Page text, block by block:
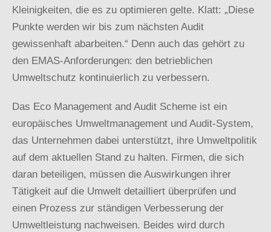
Kleinigkeiten, die es zu optimieren gelte. Klatt: „Diese
Punkte werden wir bis zum nächsten Audit
gewissenhaft abarbeiten.“ Denn auch das gehört zu
den EMAS-Anforderungen: den betrieblichen
Umweltschutz kontinuierlich zu verbessern.
Das Eco Management and Audit Scheme ist ein
europäisches Umweltmanagement und Audit-System,
das Unternehmen dabei unterstützt, ihre Umweltpolitik
auf dem aktuellen Stand zu halten. Firmen, die sich
daran beteiligen, müssen die Auswirkungen ihrer
Tätigkeit auf die Umwelt detailliert überprüfen und
einen Prozess zur ständigen Verbesserung der
Umweltleistung nachweisen. Beides wird durch